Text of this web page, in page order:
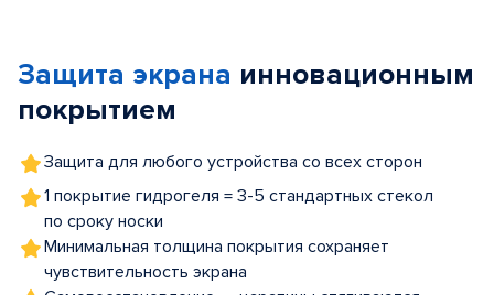
5
Защита экрана инновационным
покрытием
Защита для любого устройства со всех сторон
1 покрытие гидрогеля = 3-5 стандартных стекол
по сроку носки
Минимальная толщина покрытия сохраняет
чувствительность экрана